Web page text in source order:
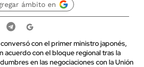
ámbito en
con el primer ministro japonés,
acuerdo con el bloque regional tras la
en las negociaciones con la Unión